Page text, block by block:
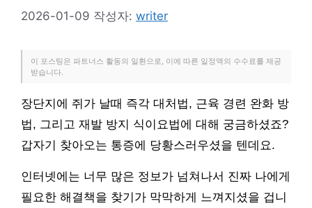
2026-01-09 작성자: writer
이 포스팅은 파트너스 활동의 일환으로, 이에 따른 일정액의 수수료를 제공
받습니다.
장단지에 쥐가 날때 즉각 대처법, 근육 경련 완화 방
법, 그리고 재발 방지 식이요법에 대해 궁금하셨죠?
갑자기 찾아오는 통증에 당황스러우셨을 텐데요.
인터넷에는 너무 많은 정보가 넘쳐나서 진짜 나에게
필요한 해결책을 찾기가 막막하게 느껴지셨을 겁니